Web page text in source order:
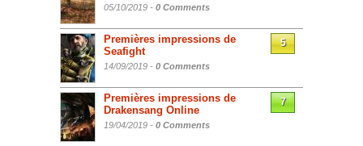
05/10/2019 - 0 Comments
Premières impressions de
Seafight
14/09/2019 - 0 Comments
5
Premières impressions de
Drakensang Online
19/04/2019 - 0 Comments
7